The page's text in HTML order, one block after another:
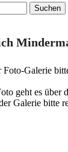
Foto-Galerie
geht es über
Galerie bitte